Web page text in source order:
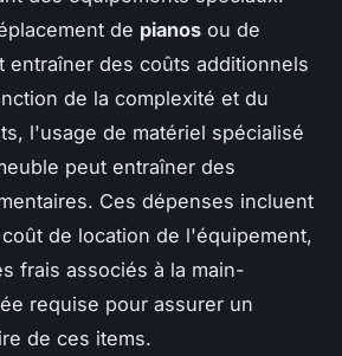
de pianos ou de
entraîner des coûts additionnels
de la complexité et du
l'usage de matériel spécialisé
peut entraîner des
Ces dépenses incluent
de location de l'équipement,
frais associés à la main-
requise pour assurer un
de ces items.